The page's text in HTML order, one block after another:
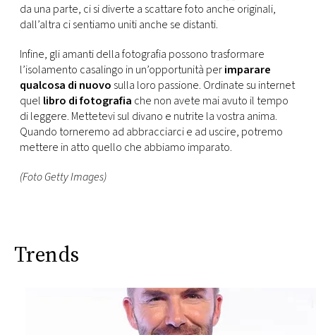
da una parte, ci si diverte a scattare foto anche originali,
dall’altra ci sentiamo uniti anche se distanti.
Infine, gli amanti della fotografia possono trasformare
l’isolamento casalingo in un’opportunità perimparare
qualcosa di nuovo sulla loro passione. Ordinate su internet
quel libro di fotografia che non avete mai avuto il tempo
di leggere. Mettetevi sul divano e nutrite la vostra anima.
Quando torneremo ad abbracciarci e ad uscire, potremo
mettere in atto quello che abbiamo imparato.
(Foto Getty Images)
Trends